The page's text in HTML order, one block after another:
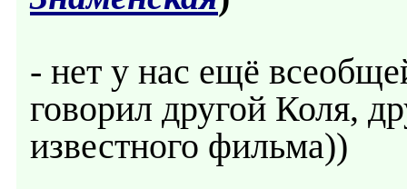
- нет у нас ещё
говорил другой Коля,
известного фильма))